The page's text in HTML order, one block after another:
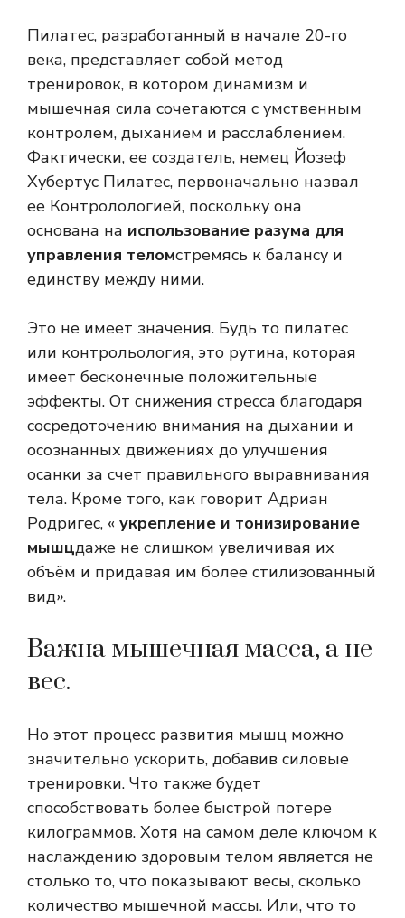
Пилатес, разработанный в начале 20-го
века, представляет собой метод
тренировок, в котором динамизм и
мышечная сила сочетаются с умственным
контролем, дыханием и расслаблением.
Фактически, ее создатель, немец Йозеф
Хубертус Пилатес, первоначально назвал
ее Контролологией, поскольку она
основана на использование разума для
управления теломстремясь к балансу и
единству между ними.
Это не имеет значения. Будь то пилатес
или контрольология, это рутина, которая
имеет бесконечные положительные
эффекты. От снижения стресса благодаря
сосредоточению внимания на дыхании и
осознанных движениях до улучшения
осанки за счет правильного выравнивания
тела. Кроме того, как говорит Адриан
Родригес, « укрепление и тонизирование
мышцдаже не слишком увеличивая их
объём и придавая им более стилизованный
вид».
Важна мышечная масса, а не
вес.
Но этот процесс развития мышц можно
значительно ускорить, добавив силовые
тренировки. Что также будет
способствовать более быстрой потере
килограммов. Хотя на самом деле ключом к
наслаждению здоровым телом является не
столько то, что показывают весы, сколько
количество мышечной массы. Или, что то